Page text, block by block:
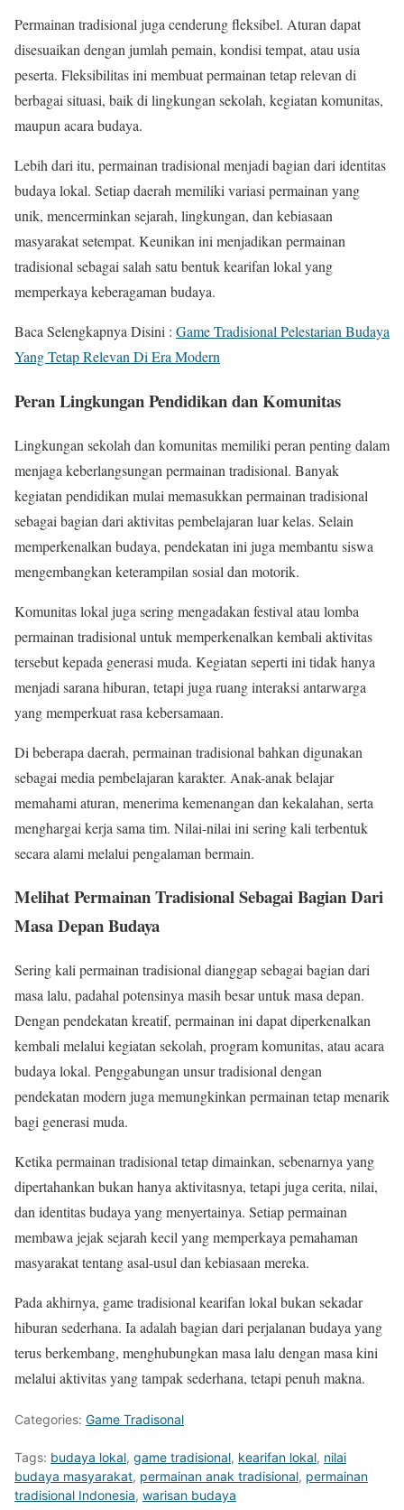
Permainan tradisional juga cenderung fleksibel. Aturan dapat
disesuaikan dengan jumlah pemain, kondisi tempat, atau usia
peserta. Fleksibilitas ini membuat permainan tetap relevan di
berbagai situasi, baik di lingkungan sekolah, kegiatan komunitas,
maupun acara budaya.
Lebih dari itu, permainan tradisional menjadi bagian dari identitas
budaya lokal. Setiap daerah memiliki variasi permainan yang
unik, mencerminkan sejarah, lingkungan, dan kebiasaan
masyarakat setempat. Keunikan ini menjadikan permainan
tradisional sebagai salah satu bentuk kearifan lokal yang
memperkaya keberagaman budaya.
Baca Selengkapnya Disini : Game Tradisional Pelestarian Budaya
Yang Tetap Relevan Di Era Modern
Peran Lingkungan Pendidikan dan Komunitas
Lingkungan sekolah dan komunitas memiliki peran penting dalam
menjaga keberlangsungan permainan tradisional. Banyak
kegiatan pendidikan mulai memasukkan permainan tradisional
sebagai bagian dari aktivitas pembelajaran luar kelas. Selain
memperkenalkan budaya, pendekatan ini juga membantu siswa
mengembangkan keterampilan sosial dan motorik.
Komunitas lokal juga sering mengadakan festival atau lomba
permainan tradisional untuk memperkenalkan kembali aktivitas
tersebut kepada generasi muda. Kegiatan seperti ini tidak hanya
menjadi sarana hiburan, tetapi juga ruang interaksi antarwarga
yang memperkuat rasa kebersamaan.
Di beberapa daerah, permainan tradisional bahkan digunakan
sebagai media pembelajaran karakter. Anak-anak belajar
memahami aturan, menerima kemenangan dan kekalahan, serta
menghargai kerja sama tim. Nilai-nilai ini sering kali terbentuk
secara alami melalui pengalaman bermain.
Melihat Permainan Tradisional Sebagai Bagian Dari
Masa Depan Budaya
Sering kali permainan tradisional dianggap sebagai bagian dari
masa lalu, padahal potensinya masih besar untuk masa depan.
Dengan pendekatan kreatif, permainan ini dapat diperkenalkan
kembali melalui kegiatan sekolah, program komunitas, atau acara
budaya lokal. Penggabungan unsur tradisional dengan
pendekatan modern juga memungkinkan permainan tetap menarik
bagi generasi muda.
Ketika permainan tradisional tetap dimainkan, sebenarnya yang
dipertahankan bukan hanya aktivitasnya, tetapi juga cerita, nilai,
dan identitas budaya yang menyertainya. Setiap permainan
membawa jejak sejarah kecil yang memperkaya pemahaman
masyarakat tentang asal-usul dan kebiasaan mereka.
Pada akhirnya, game tradisional kearifan lokal bukan sekadar
hiburan sederhana. Ia adalah bagian dari perjalanan budaya yang
terus berkembang, menghubungkan masa lalu dengan masa kini
melalui aktivitas yang tampak sederhana, tetapi penuh makna.
Categories: Game Tradisonal
Tags: budaya lokal, game tradisional, kearifan lokal, nilai
budaya masyarakat, permainan anak tradisional, permainan
tradisional Indonesia, warisan budaya